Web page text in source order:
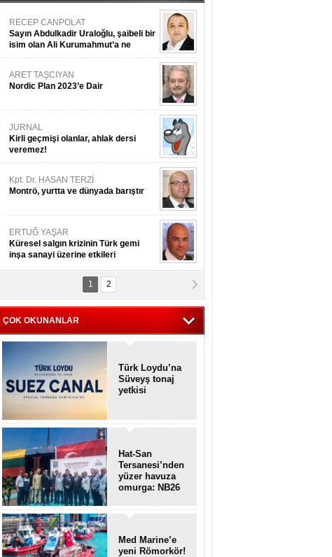
RECEP CANPOLAT
Sayın Abdulkadir Uraloğlu, şaibeli bir
isim olan Ali Kurumahmut’a ne
danışıyorsunuz?
ARET TAŞCIYAN
Nordic Plan 2023’e Dair
JURNAL
Kirli geçmişi olanlar, ahlak dersi
veremez!
Kpt. Dr. HASAN TERZİ
Montrö, yurtta ve dünyada barıştır
ERTUĞ YAŞAR
Küresel salgın krizinin Türk gemi
inşa sanayi üzerine etkileri
Kpt. MESUT AZMİ GÖKSOY
ithafen...
1 2
ÇOK OKUNANLAR
Türk Loydu’na
Süveyş tonaj
yetkisi
Hat-San
Tersanesi’nden
yüzer havuza
omurga: NB26
Med Marine’e
yeni Römorkör!